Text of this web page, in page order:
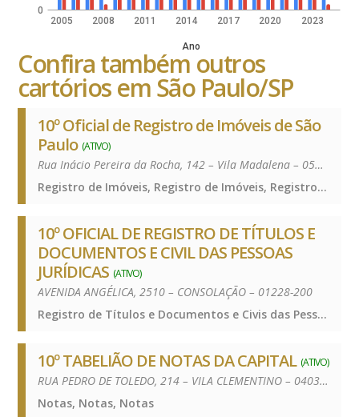
2005 2008 2011 2014 2017 2020 2023
Ano
0
Confira também outros
cartórios em São Paulo/SP
10º Oficial de Registro de Imóveis de São
Paulo (ATIVO)
Rua Inácio Pereira da Rocha, 142 – Vila Madalena – 05432-010
Registro de Imóveis, Registro de Imóveis, Registro de Imóveis
10º OFICIAL DE REGISTRO DE TÍTULOS E
DOCUMENTOS E CIVIL DAS PESSOAS
JURÍDICAS (ATIVO)
AVENIDA ANGÉLICA, 2510 – CONSOLAÇÃO – 01228-200
Registro de Títulos e Documentos e Civis das Pessoas Jurídicas, Registro de Títulos e Documentos e Civis das Pessoas Jurídicas, Registro de Títulos e Documentos e Civis das Pessoas Jurídicas
10º TABELIÃO DE NOTAS DA CAPITAL (ATIVO)
RUA PEDRO DE TOLEDO, 214 – VILA CLEMENTINO – 04039-030
Notas, Notas, Notas